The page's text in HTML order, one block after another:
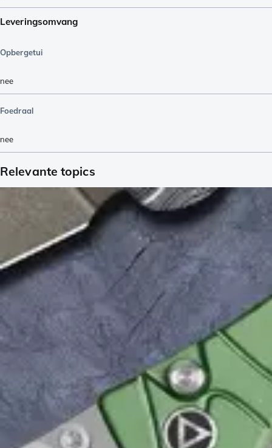
Leveringsomvang
Opbergetui
nee
Foedraal
nee
Relevante topics